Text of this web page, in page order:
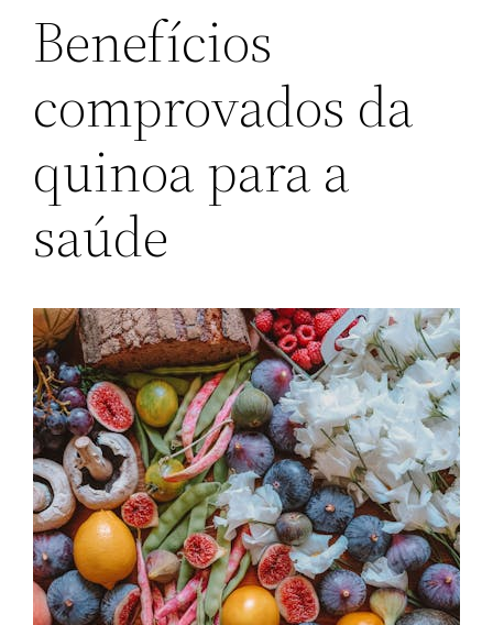
Benefícios
comprovados da
quinoa para a
saúde